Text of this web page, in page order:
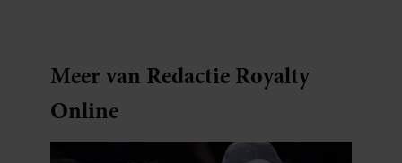
Meer van Redactie Royalty
Online